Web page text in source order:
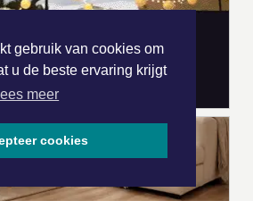
gebruik van cookies om
u de beste ervaring krijgt
meer
cookies